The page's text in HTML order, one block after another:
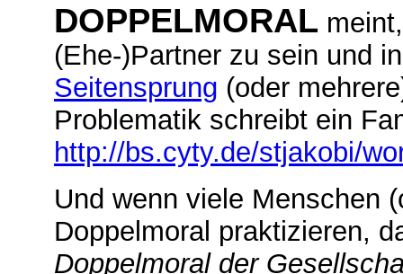
DOPPELMORAL
(Ehe-)Partner zu sein und
Seitensprung (oder
Problematik schreibt ein
http://bs.cyty.de/stjakobi/
Und wenn viele Menschen
Doppelmoral praktizieren,
Doppelmoral der